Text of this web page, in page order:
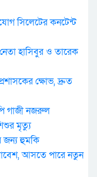
সিলেটের কনটেন্ট
নেতা হাসিবুর ও তারেক
ক্ষোভ, দ্রুত
গাজী নজরুল
মৃত্যু
জন্য হুমকি
আসতে পারে নতুন